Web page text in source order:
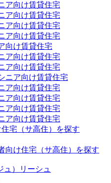
ア向け賃貸住宅
ア向け賃貸住宅
ア向け賃貸住宅
ア向け賃貸住宅
向け賃貸住宅
ア向け賃貸住宅
ア向け賃貸住宅
ニア向け賃貸住宅
ア向け賃貸住宅
ア向け賃貸住宅
ア向け賃貸住宅
ア向け賃貸住宅
宅（サ高住）を探す
向け住宅（サ高住）を探す
ュ）リーシュ